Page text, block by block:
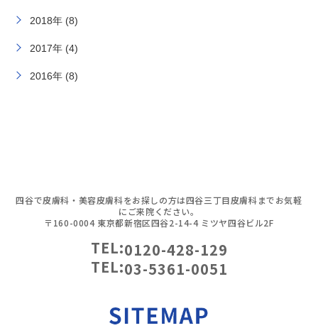
2018年 (8)
2017年 (4)
2016年 (8)
四谷で皮膚科・美容皮膚科をお探しの方は四谷三丁目皮膚科までお気軽
にご来院ください。
〒160-0004 東京都新宿区四谷2-14-4 ミツヤ四谷ビル2F
TEL:0120-428-129
TEL:03-5361-0051